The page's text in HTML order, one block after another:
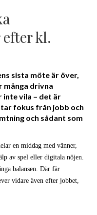
kl.
sista möte är över,
drivna
vila – det är
fokus från jobb och
och sådant som
en middag med vänner,
av spel eller digitala nöjen.
balansen. Där får
vidare även efter jobbet,